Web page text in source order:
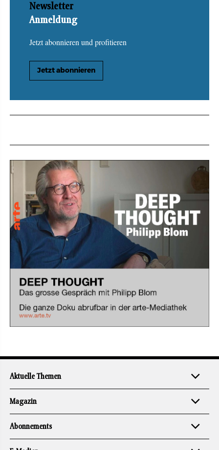
Newsletter
Anmeldung
Jetzt abonnieren und profitieren
Jetzt abonnieren
Aktuelle Themen
Magazin
Abonnements